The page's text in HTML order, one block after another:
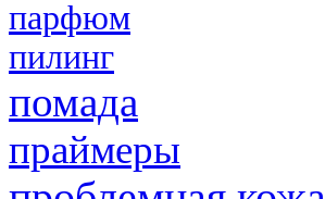
парфюм
пилинг
помада
праймеры